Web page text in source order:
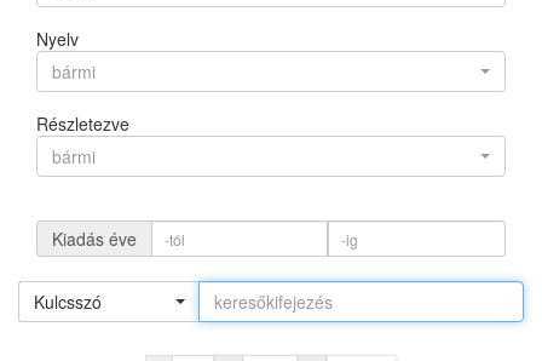
Nyelv
bármi
Részletezve
bármi
Kiadás éve
Kulcsszó